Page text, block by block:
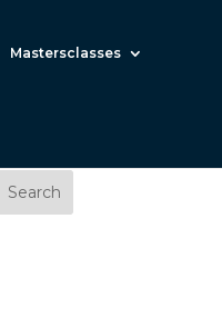
Mastersclasses
Search